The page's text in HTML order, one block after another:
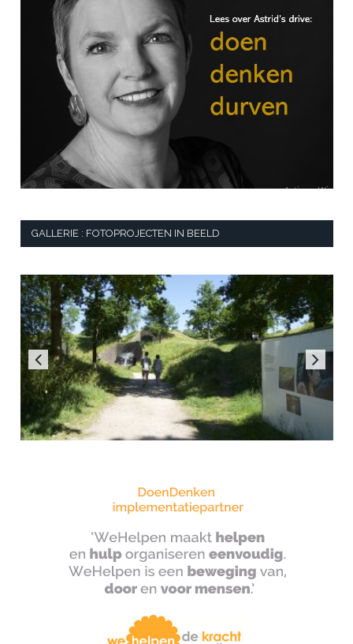
GALLERIE : FOTOPROJECTEN IN BEELD